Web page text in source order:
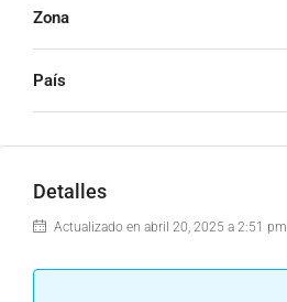
Zona
País
Detalles
Actualizado en abril 20, 2025 a 2:51 pm